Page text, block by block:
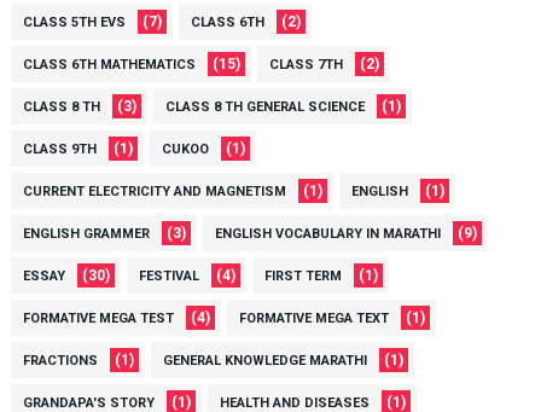
CLASS 5TH EVS (7) CLASS 6TH (2)
CLASS 6TH MATHEMATICS (15) CLASS 7TH (2)
CLASS 8 TH (3) CLASS 8 TH GENERAL SCIENCE (1)
CLASS 9TH (1) CUKOO (1)
CURRENT ELECTRICITY AND MAGNETISM (1) ENGLISH (1)
ENGLISH GRAMMER (3) ENGLISH VOCABULARY IN MARATHI (9)
ESSAY (30) FESTIVAL (4) FIRST TERM (1)
FORMATIVE MEGA TEST (4) FORMATIVE MEGA TEXT (1)
FRACTIONS (1) GENERAL KNOWLEDGE MARATHI (1)
GRANDAPA'S STORY (1) HEALTH AND DISEASES (1)